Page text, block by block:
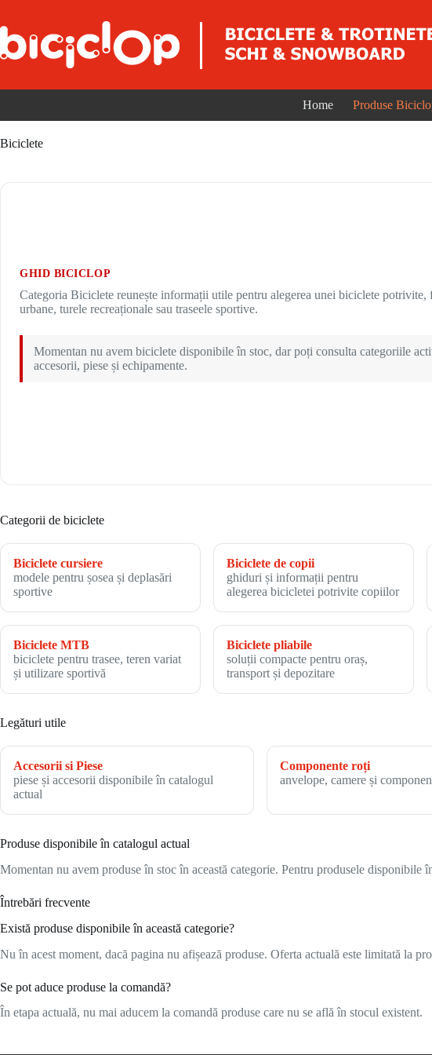
Home Produse
Biciclete
GHID BICICLOP
Categoria Biciclete reunește informații utile pentru alegerea unei biciclete potrivite,
urbane, turele recreaționale sau traseele sportive.
Momentan nu avem biciclete disponibile în stoc, dar poți consulta categoriile
accesorii, piese și echipamente.
Categorii de biciclete
Biciclete cursiere
modele pentru șosea și deplasări
sportive
Biciclete de copii
ghiduri și informații pentru
alegerea bicicletei potrivite copiilor
Biciclete MTB
biciclete pentru trasee, teren variat
și utilizare sportivă
Biciclete pliabile
soluții compacte pentru oraș,
transport și depozitare
Legături utile
Accesorii si Piese
piese și accesorii disponibile în catalogul
actual
Componente roți
anvelope, camere și
Produse disponibile în catalogul actual
Momentan nu avem produse în stoc în această categorie. Pentru produsele
Întrebări frecvente
Există produse disponibile în această categorie?
Nu în acest moment, dacă pagina nu afișează produse. Oferta actuală este limitată la
Se pot aduce produse la comandă?
În etapa actuală, nu mai aducem la comandă produse care nu se află în stocul existent.